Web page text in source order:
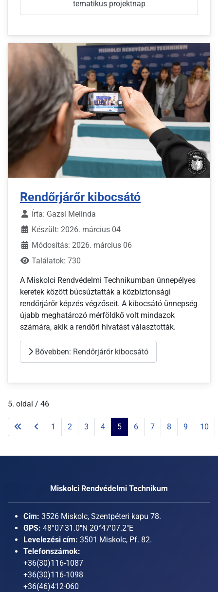
tematikus projektnap
Rendőrjárőr kibocsátó
Írta: Gazsi Melinda
Készült: 2026. március 04
Módosítás: 2026. március 06
Találatok: 730
A Miskolci Rendvédelmi Technikumban ünnepélyes
keretek között búcsúztatták a közbiztonsági
rendőrjárőr képzés végzőseit. A kibocsátó ünnepség
újabb meghatározó mérföldkő volt mindazok
számára, akik a rendőri hivatást választották.
Bővebben: Rendőrjárőr kibocsátó
5. oldal / 46
1 2 3 4 5 6 7 8 9 10
Miskolci Rendvédelmi Technikum
Cím: 3526 Miskolc, Szentpéteri kapu 78.
GPS: 48°07'31.0"N 20°47'07.2"E
Levelezési cím: 3501 Miskolc, Pf. 82.
Telefonszámok:
+36(30)116-1087
+36(30)116-1098
+36(46)412-060